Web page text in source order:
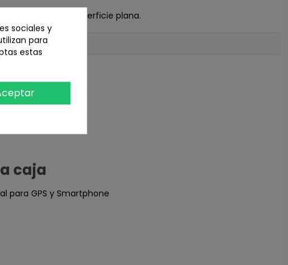
fijación en una superficie plana.
caja
para GPS y Smartphone
sociales y
para
estas